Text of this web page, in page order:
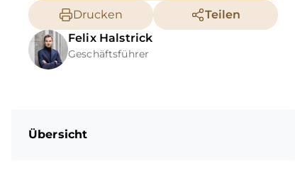
Drucken
Teilen
Felix Halstrick
Geschäftsführer
Übersicht